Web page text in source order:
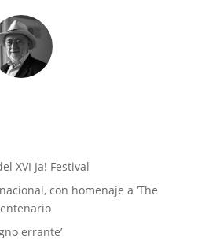
XVI Ja! Festival
con homenaje a ‘The
errante’